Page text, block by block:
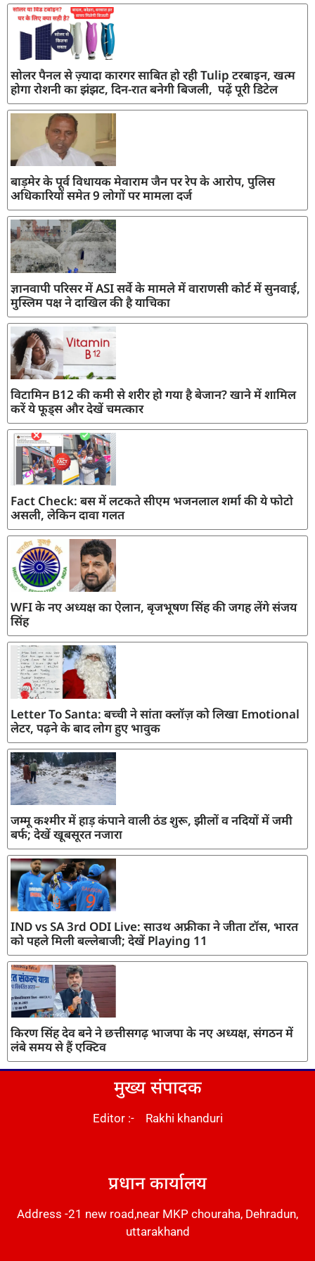
सोलर पैनल से ज़्यादा कारगर साबित हो रही Tulip टरबाइन, खत्म
होगा रोशनी का झंझट, दिन-रात बनेगी बिजली, पढ़ें पूरी डिटेल
बाड़मेर के पूर्व विधायक मेवाराम जैन पर रेप के आरोप, पुलिस
अधिकारियों समेत 9 लोगों पर मामला दर्ज
ज्ञानवापी परिसर में ASI सर्वे के मामले में वाराणसी कोर्ट में सुनवाई,
मुस्लिम पक्ष ने दाखिल की है याचिका
विटामिन B12 की कमी से शरीर हो गया है बेजान? खाने में शामिल
करें ये फूड्स और देखें चमत्कार
Fact Check: बस में लटकते सीएम भजनलाल शर्मा की ये फोटो
असली, लेकिन दावा गलत
WFI के नए अध्यक्ष का ऐलान, बृजभूषण सिंह की जगह लेंगे संजय
सिंह
Letter To Santa: बच्ची ने सांता क्लॉज़ को लिखा Emotional
लेटर, पढ़ने के बाद लोग हुए भावुक
जम्मू कश्मीर में हाड़ कंपाने वाली ठंड शुरू, झीलों व नदियों में जमी
बर्फ; देखें खूबसूरत नजारा
IND vs SA 3rd ODI Live: साउथ अफ्रीका ने जीता टॉस, भारत
को पहले मिली बल्लेबाजी; देखें Playing 11
किरण सिंह देव बने ने छत्तीसगढ़ भाजपा के नए अध्यक्ष, संगठन में
लंबे समय से हैं एक्टिव
मुख्य संपादक
Editor :- Rakhi khanduri
प्रधान कार्यालय
Address -21 new road,near MKP chouraha, Dehradun,
uttarakhand